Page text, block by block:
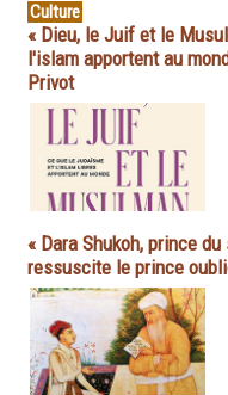
Culture
« Dieu, le Juif et le
l'islam apportent au
Privot
« Dara Shukoh, prince
ressuscite le prince